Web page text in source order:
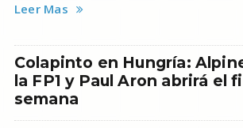
Leer Mas
Colapinto en Hungría:
la FP1 y Paul Aron abrirá el
semana